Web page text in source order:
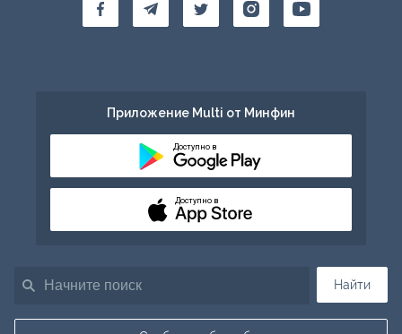
Найти
Приложение Multi от Минфин
Доступно в
Доступно в